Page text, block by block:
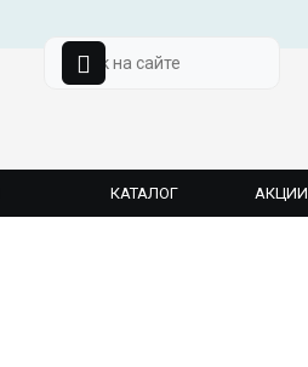
КАТАЛОГ АКЦИИ